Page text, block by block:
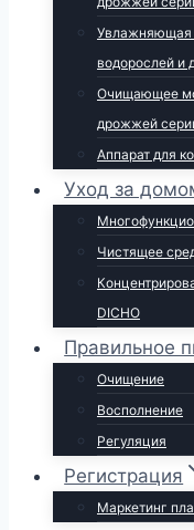
Увлажняющая
водорослей и
Очищающее
дрожжей
Аппарат для
Уход за
Чистящее
DICHO
Правильное
Очищение
Восполнение
Регуляция
Регистрация
Маркетинг